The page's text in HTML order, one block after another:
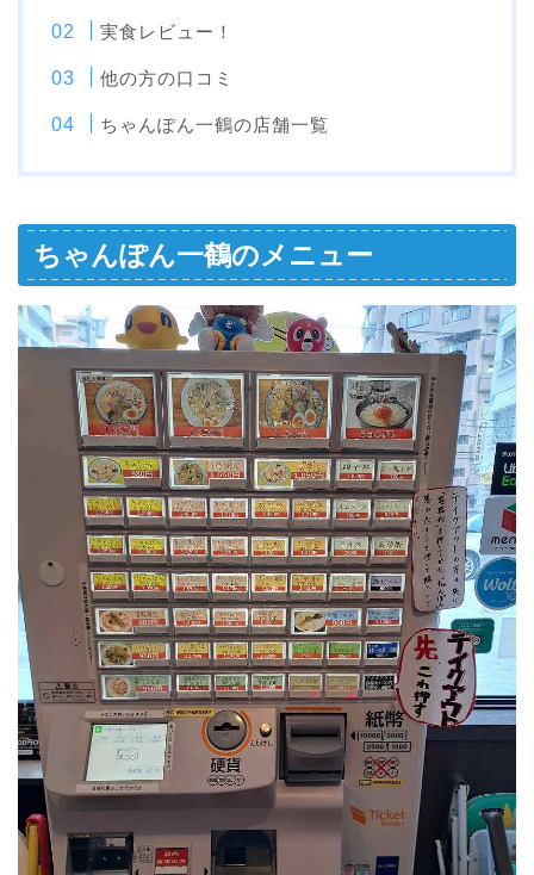
実食レビュー！
他の方の口コミ
ちゃんぽん一鶴の店舗一覧
ちゃんぽん一鶴のメニュー